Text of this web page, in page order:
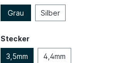
Grau Silber
Stecker
3,5mm 4,4mm